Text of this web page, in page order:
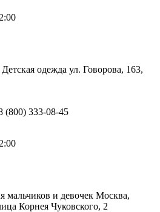
одежда ул. Говорова, 163,
(800) 333-08-45
мальчиков и девочек Москва,
Корнея Чуковского, 2